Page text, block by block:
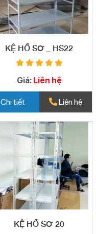
KỆ HỒ SƠ _ HS22
Giá: Liên hệ
Chi tiết Liên hệ
KỆ HỒ SƠ 20